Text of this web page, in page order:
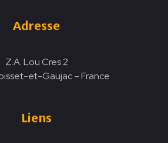
Adresse
Z.A. Lou Cres 2
et-Gaujac – France
Liens